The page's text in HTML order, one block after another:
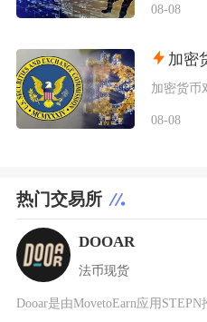
08-08
加密
08-08
热门交易所
DOOAR
法币现货